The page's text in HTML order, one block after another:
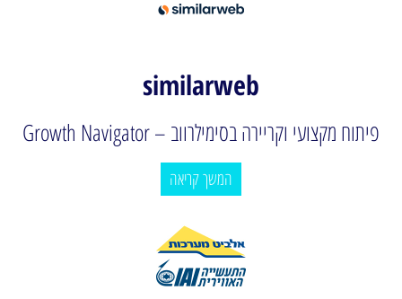
similarweb
פיתוח מקצועי וקריירה בסימילרווב – Growth Navigator
המשך קריאה